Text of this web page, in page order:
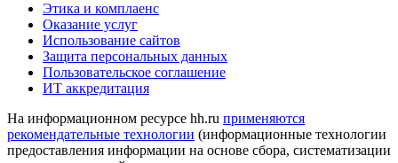
Этика и комплаенс
Оказание услуг
Использование сайтов
Защита персональных данных
Пользовательское соглашение
ИТ аккредитация
На информационном ресурсе hh.ru применяются
рекомендательные технологии (информационные технологии
предоставления информации на основе сбора, систематизации